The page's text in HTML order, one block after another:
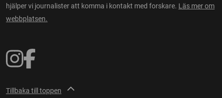
hjälper vi journalister att komma i kontakt med forskare. Läs mer om
webbplatsen.
Tillbaka till toppen